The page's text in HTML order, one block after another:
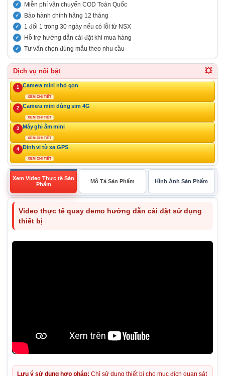
Miễn phí vận chuyển COD Toàn Quốc
Bảo hành chính hãng 12 tháng
1 đổi 1 trong 30 ngày nếu có lỗi từ NSX
Hỗ trợ hướng dẫn cài đặt khi mua hàng
Tư vấn chọn đúng mẫu theo nhu cầu
Dịch vụ nổi bật 💥
1 Camera mini nhỏ gọn
XEM CHI TIẾT
2 Camera mini dùng sim 4G
XEM CHI TIẾT
3 Máy ghi âm mini
XEM CHI TIẾT
4 Định vị từ xa GPS
XEM CHI TIẾT
Xem Video Thực tế Sản
Phẩm
Mô Tả Sản Phẩm Hình Ảnh Sản Phẩm
Video thực tế quay demo hướng dẫn cài đặt sử dụng
thiết bị
Lưu ý sử dụng hợp pháp: Chỉ sử dụng thiết bị cho mục đích quan sát